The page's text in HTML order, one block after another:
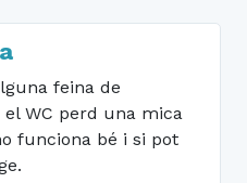
feina de
WC perd una mica
funciona bé i si pot